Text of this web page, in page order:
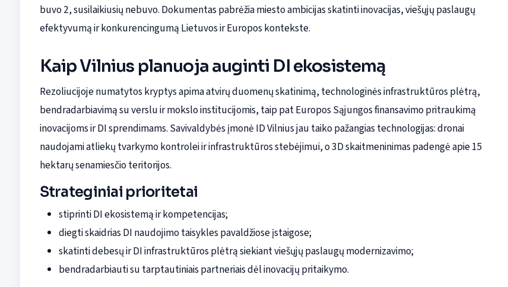
buvo 2, susilaikiusių nebuvo. Dokumentas pabrėžia miesto ambicijas skatinti inovacijas, viešųjų paslaugų
efektyvumą ir konkurencingumą Lietuvos ir Europos kontekste.
Kaip Vilnius planuoja auginti DI ekosistemą
Rezoliucijoje numatytos kryptys apima atvirų duomenų skatinimą, technologinės infrastruktūros plėtrą,
bendradarbiavimą su verslu ir mokslo institucijomis, taip pat Europos Sąjungos finansavimo pritraukimą
inovacijoms ir DI sprendimams. Savivaldybės įmonė ID Vilnius jau taiko pažangias technologijas: dronai
naudojami atliekų tvarkymo kontrolei ir infrastruktūros stebėjimui, o 3D skaitmeninimas padengė apie 15
hektarų senamiesčio teritorijos.
Strateginiai prioritetai
stiprinti DI ekosistemą ir kompetencijas;
diegti skaidrias DI naudojimo taisykles pavaldžiose įstaigose;
skatinti debesų ir DI infrastruktūros plėtrą siekiant viešųjų paslaugų modernizavimo;
bendradarbiauti su tarptautiniais partneriais dėl inovacijų pritaikymo.